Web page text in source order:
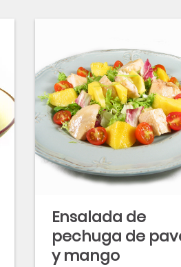
Ensalada de
pechuga de
y mango